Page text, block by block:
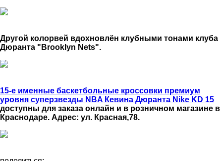
Другой колорвей вдохновлён клубными тонами клуба
Дюранта "Brooklyn Nets".
15-е именные баскетбольные кроссовки премиум
уровня суперзвезды NBA Кевина Дюранта Nike KD 15
доступны для заказа онлайн и в розничном магазине в
Краснодаре. Адрес: ул. Красная,78.